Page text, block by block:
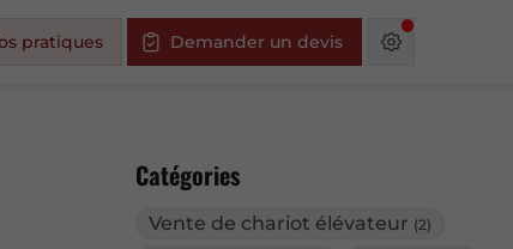
pratiques Demander un devis
Catégories
Vente de chariot élévateur (2)